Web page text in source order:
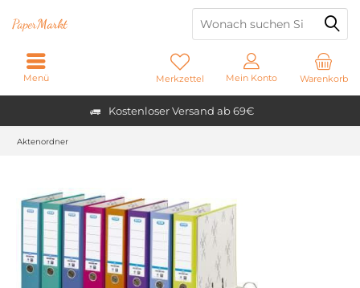
Kostenloser Versand ab 69€
PaperMarkt
Warenkorb
Merkzettel Mein Konto
Menü
Aktenordner